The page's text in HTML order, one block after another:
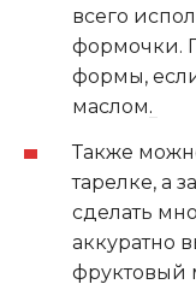
всего
формочки.
формы,
маслом.
Также
тарелке, а
сделать
аккуратно
фруктовый